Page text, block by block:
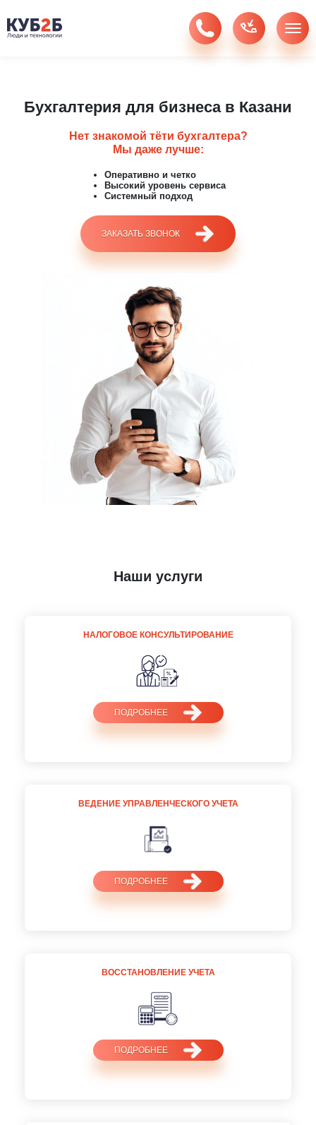
Бухгалтерия для бизнеса в Казани
Нет знакомой тёти бухгалтера?
Мы даже лучше:
Оперативно и четко
Высокий уровень сервиса
Системный подход
ЗАКАЗАТЬ ЗВОНОК
Наши услуги
НАЛОГОВОЕ КОНСУЛЬТИРОВАНИЕ
ПОДРОБНЕЕ
ВЕДЕНИЕ УПРАВЛЕНЧЕСКОГО УЧЕТА
ПОДРОБНЕЕ
ВОССТАНОВЛЕНИЕ УЧЕТА
ПОДРОБНЕЕ